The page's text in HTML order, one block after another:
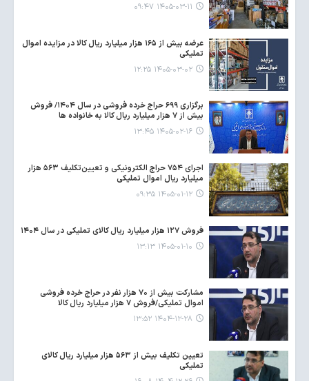
۱۴۰۵-۰۳-۱۱ ۰۹:۴۷
عرضه بیش از ۱۶۵ هزار میلیارد ریال کالا در مزایده اموال
تملیکی
۱۴۰۵-۰۳-۰۲ ۱۲:۲۵
برگزاری ۶۹۹ حراج خرده فروشی در سال ۱۴۰۴/ فروش
بیش از ۷ هزار میلیارد ریال کالا به خانواده ها
۱۴۰۵-۰۲-۱۶ ۱۳:۴۵
اجرای ۷۵۴ حراج الکترونیکی و تعیین‌تکلیف ۵۶۳ هزار
میلیارد ریال اموال تملیکی
۱۴۰۵-۰۱-۱۲ ۰۹:۳۵
فروش ۱۲۷ هزار میلیارد ریال کالای تملیکی در سال ۱۴۰۴
۱۴۰۵-۰۱-۱۰ ۱۳:۱۳
مشارکت بیش از ۷۰ هزار نفر در حراج خرده فروشی
اموال تملیکی/فروش ۷ هزار میلیارد ریال کالا
۱۴۰۴-۱۲-۲۸ ۱۳:۵۲
تعیین تکلیف بیش از ۵۶۳ هزار میلیارد ریال کالای
تملیکی